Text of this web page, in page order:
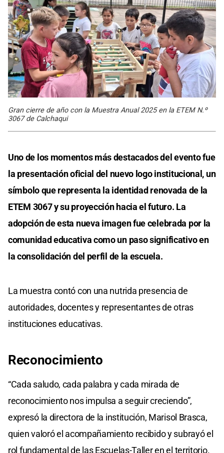
Gran cierre de año con la Muestra Anual 2025 en la ETEM N.º
3067 de Calchaqui
Uno de los momentos más destacados del evento fue
la presentación oficial del nuevo logo institucional, un
símbolo que representa la identidad renovada de la
ETEM 3067 y su proyección hacia el futuro. La
adopción de esta nueva imagen fue celebrada por la
comunidad educativa como un paso significativo en
la consolidación del perfil de la escuela.
La muestra contó con una nutrida presencia de
autoridades, docentes y representantes de otras
instituciones educativas.
Reconocimiento
“Cada saludo, cada palabra y cada mirada de
reconocimiento nos impulsa a seguir creciendo”,
expresó la directora de la institución, Marisol Brasca,
quien valoró el acompañamiento recibido y subrayó el
rol fundamental de las Escuelas-Taller en el territorio.